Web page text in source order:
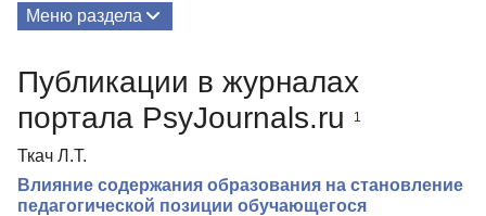
Меню раздела
Публикации в журналах
портала PsyJournals.ru
1
Ткач Л.Т.
Влияние содержания образования на становление
педагогической позиции обучающегося